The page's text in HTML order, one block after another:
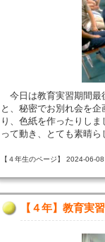
今日は教育実習期間最
と、秘密でお別れ会を
り、色紙を作ったりし
って動き、とても素晴ら
【４年生のページ】 2024-06-
【４年】教育実